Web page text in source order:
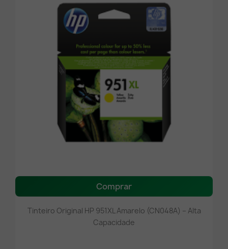
Comprar
Tinteiro Original HP 951XL Amarelo (CN048A) – Alta
Capacidade